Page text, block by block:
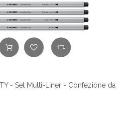
- Set Multi-Liner - Confezione da